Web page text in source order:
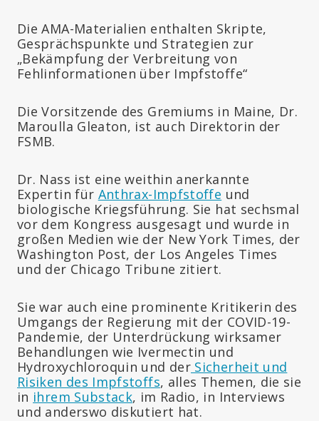
Die AMA-Materialien enthalten Skripte,
Gesprächspunkte und Strategien zur
„Bekämpfung der Verbreitung von
Fehlinformationen über Impfstoffe“
Die Vorsitzende des Gremiums in Maine, Dr.
Maroulla Gleaton, ist auch Direktorin der
FSMB.
Dr. Nass ist eine weithin anerkannte
Expertin für Anthrax-Impfstoffe und
biologische Kriegsführung. Sie hat sechsmal
vor dem Kongress ausgesagt und wurde in
großen Medien wie der New York Times, der
Washington Post, der Los Angeles Times
und der Chicago Tribune zitiert.
Sie war auch eine prominente Kritikerin des
Umgangs der Regierung mit der COVID-19-
Pandemie, der Unterdrückung wirksamer
Behandlungen wie Ivermectin und
Hydroxychloroquin und der Sicherheit und
Risiken des Impfstoffs, alles Themen, die sie
in ihrem Substack, im Radio, in Interviews
und anderswo diskutiert hat.